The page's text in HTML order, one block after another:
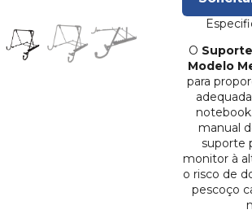
O
Modelo
para
manual
suporte
monitor à
o risco de
pescoço